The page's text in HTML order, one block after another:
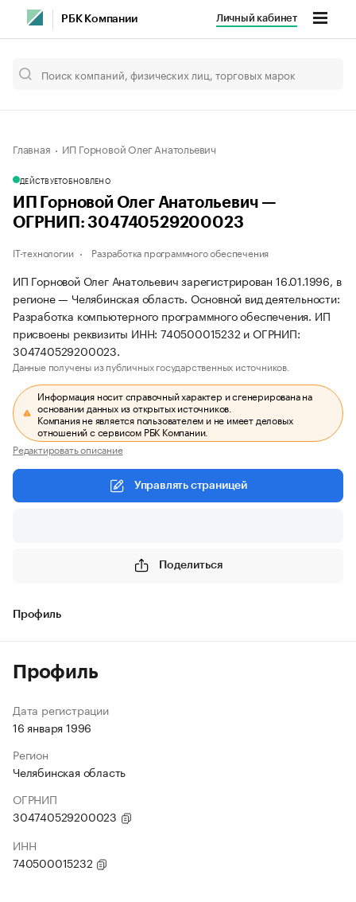
РБК Компании Личный кабинет
Главная ИП Горновой Олег Анатольевич
ДЕЙСТВУЕТОБНОВЛЕНО
ИП Горновой Олег Анатольевич —
ОГРНИП: 304740529200023
IT-технологии Разработка программного обеспечения
ИП Горновой Олег Анатольевич зарегистрирован 16.01.1996, в
регионе — Челябинская область. Основной вид деятельности:
Разработка компьютерного программного обеспечения. ИП
присвоены реквизиты ИНН: 740500015232 и ОГРНИП:
304740529200023.
Данные получены из публичных государственных источников.
Информация носит справочный характер и сгенерирована на
основании данных из открытых источников.
Компания не является пользователем и не имеет деловых
отношений с сервисом РБК Компании.
Редактировать описание
Управлять страницей
Поделиться
Профиль
Профиль
Дата регистрации
16 января 1996
Регион
Челябинская область
ОГРНИП
304740529200023
ИНН
740500015232